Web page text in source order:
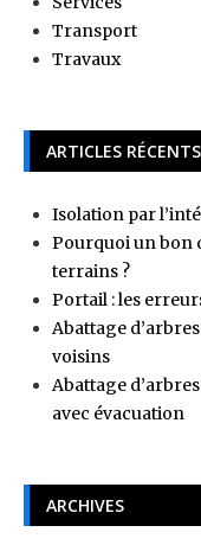
Transport
Travaux
ARTICLES RÉCENTS
Isolation par
Pourquoi un bon
terrains ?
Portail : les
Abattage
voisins
Abattage
avec évacuation
ARCHIVES